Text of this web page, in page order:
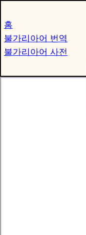
홈
불가리아어 번역
불가리아어 사전